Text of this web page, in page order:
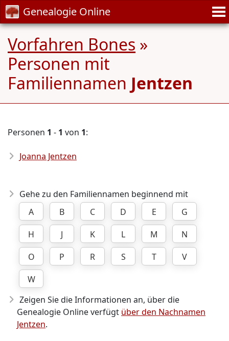
Genealogie Online
Vorfahren Bones »
Personen mit
Familiennamen Jentzen
Personen 1 - 1 von 1:
Joanna Jentzen
Gehe zu den Familiennamen beginnend mit
A
B C D E
G
H
J K L M
N
O
P R S T
V
W
Zeigen Sie die Informationen an, über die
Genealogie Online verfügt über den Nachnamen
Jentzen.